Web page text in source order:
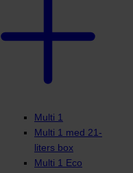
Multi 1
Multi 1 med 21-
liters box
Multi 1 Eco